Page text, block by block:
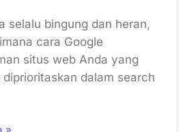
selalu bingung dan heran,
cara Google
situs web Anda yang
dalam search